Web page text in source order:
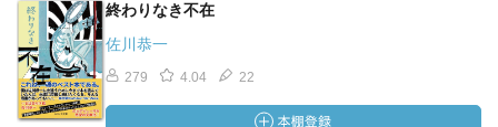
終わりなき不在
佐川恭一
279 4.04 22